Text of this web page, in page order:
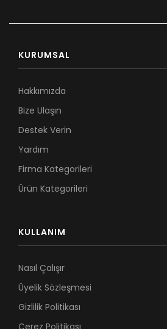
KURUMSAL
Hakkımızda
Bize Ulaşın
Destek Verin
Yardım
Firma Kategorileri
Ürün Kategorileri
KULLANIM
Nasıl Çalışır
Üyelik Sözleşmesi
Gizlilik Politikası